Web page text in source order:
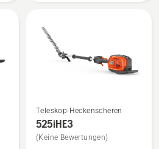
Mehr
Details
zu
Teleskop-Heckenscheren
525iHE3
(Keine Bewertungen)